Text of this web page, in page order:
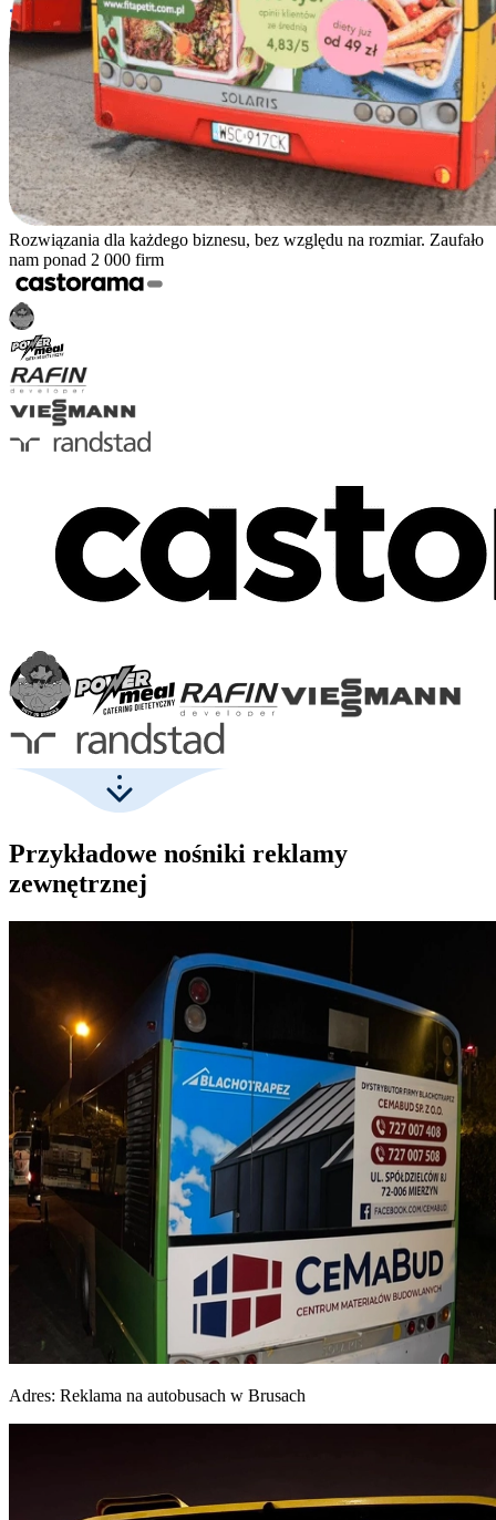
Rozwiązania dla każdego biznesu, bez względu na rozmiar. Zaufało
nam ponad 2 000 firm
Przykładowe nośniki reklamy
zewnętrznej
Adres: Reklama na autobusach w Brusach